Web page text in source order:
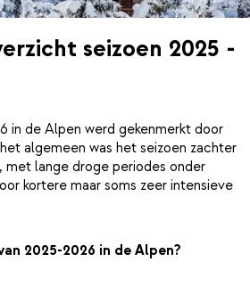
seizoen 2025 -
in de Alpen werd gekenmerkt door
algemeen was het seizoen zachter
met lange droge periodes onder
kortere maar soms zeer intensieve
2025-2026 in de Alpen?